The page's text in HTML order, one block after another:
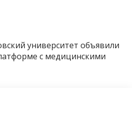
университет объявили
с медицинскими